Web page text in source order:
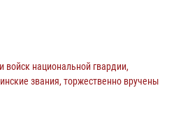
национальной гвардии принял
национальной гвардии,
звания, торжественно вручены